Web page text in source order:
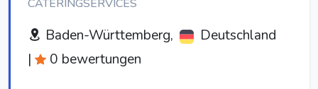
CATERINGSERVICES
Baden-Württemberg,
Deutschland
|
0 bewertungen